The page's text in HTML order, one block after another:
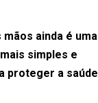
ainda é uma
simples e
proteger a saúde